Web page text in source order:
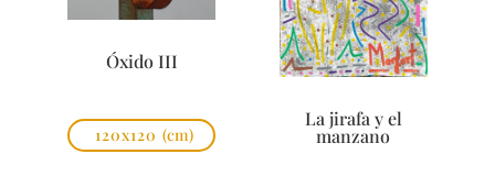
Óxido III
120x120 (cm)
La jirafa y el
manzano